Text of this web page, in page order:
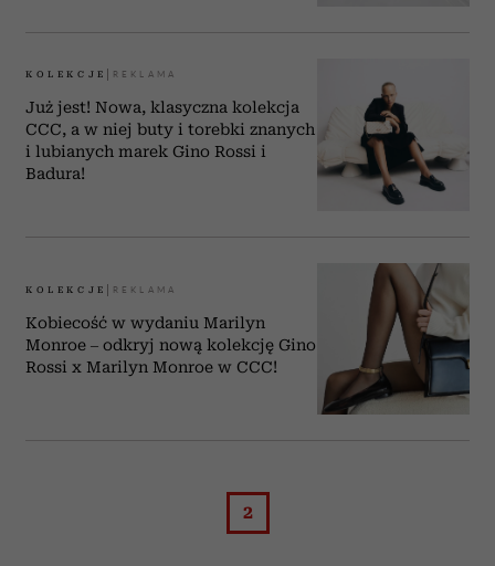
KOLEKCJE
Już jest! Nowa, klasyczna kolekcja
CCC, a w niej buty i torebki znanych
i lubianych marek Gino Rossi i
Badura!
KOLEKCJE
Kobiecość w wydaniu Marilyn
Monroe – odkryj nową kolekcję Gino
Rossi x Marilyn Monroe w CCC!
2